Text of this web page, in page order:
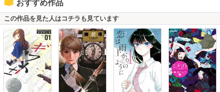
おすすめ作品
この作品を見た人はコチラも見ています